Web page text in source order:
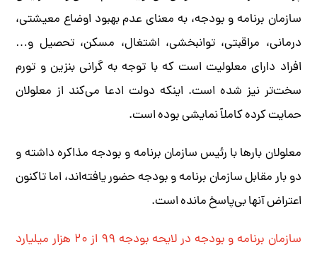
سازمان برنامه و بودجه، به معنای عدم بهبود اوضاع معیشتی،
درمانی، مراقبتی، توانبخشی، اشتغال، مسکن، تحصیل و…
افراد دارای معلولیت است که با توجه به گرانی بنزین و تورم
سخت‌تر نیز شده است. اینکه دولت ادعا می‌کند از معلولان
حمایت کرده کاملاً نمایشی بوده است.
معلولان بارها با رئیس سازمان برنامه و بودجه مذاکره داشته و
دو بار مقابل سازمان برنامه و بودجه حضور یافته‌اند، اما تاکنون
اعتراض آنها بی‌پاسخ مانده است.
سازمان برنامه و بودجه در لایحه بودجه ۹۹ از ۲۰ هزار میلیارد